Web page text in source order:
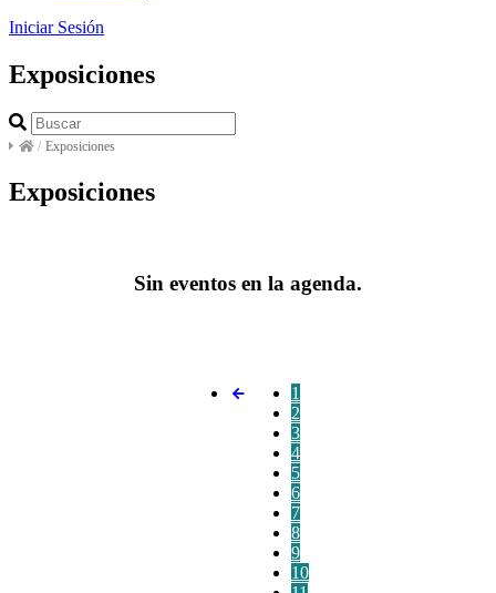
Iniciar Sesión
Exposiciones
/ Exposiciones
Exposiciones
Sin eventos en la agenda.
1
2
3
4
5
6
7
8
9
10